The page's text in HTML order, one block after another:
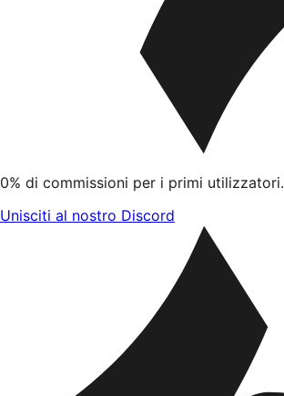
0% di commissioni per i primi utilizzatori.
Unisciti al nostro Discord